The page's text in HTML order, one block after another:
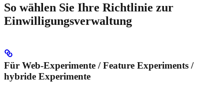
So wählen Sie Ihre Richtlinie zur
Einwilligungsverwaltung
Für Web-Experimente / Feature Experiments /
hybride Experimente